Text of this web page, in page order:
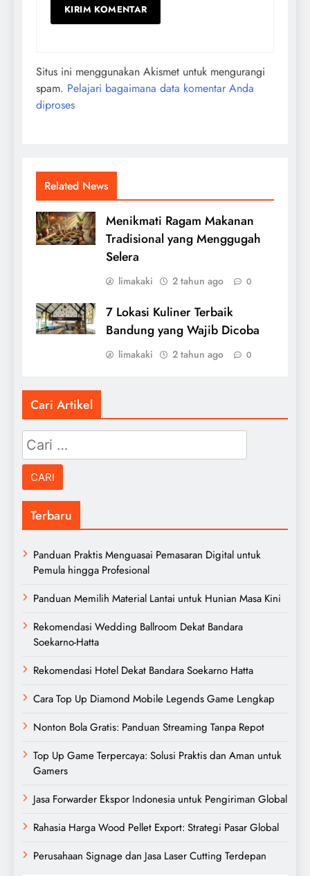
Situs ini menggunakan Akismet untuk mengurangi
spam. Pelajari bagaimana data komentar Anda
diproses
Related News
Menikmati Ragam Makanan
Tradisional yang Menggugah
Selera
limakaki 2 tahun ago 0
7 Lokasi Kuliner Terbaik
Bandung yang Wajib Dicoba
limakaki 2 tahun ago 0
Cari Artikel
Cari
untuk:
Terbaru
Panduan Praktis Menguasai Pemasaran Digital untuk
Pemula hingga Profesional
Panduan Memilih Material Lantai untuk Hunian Masa Kini
Rekomendasi Wedding Ballroom Dekat Bandara
Soekarno-Hatta
Rekomendasi Hotel Dekat Bandara Soekarno Hatta
Cara Top Up Diamond Mobile Legends Game Lengkap
Nonton Bola Gratis: Panduan Streaming Tanpa Repot
Top Up Game Terpercaya: Solusi Praktis dan Aman untuk
Gamers
Jasa Forwarder Ekspor Indonesia untuk Pengiriman Global
Rahasia Harga Wood Pellet Export: Strategi Pasar Global
Perusahaan Signage dan Jasa Laser Cutting Terdepan